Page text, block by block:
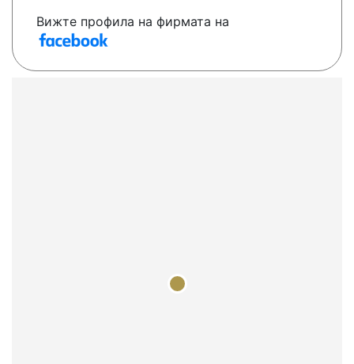
Вижте профила на фирмата на